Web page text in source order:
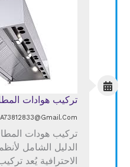
تركيب هوادات
A73812833@gmail.com
تركيب هودات
الدليل الشامل
الاحترافية يُعد